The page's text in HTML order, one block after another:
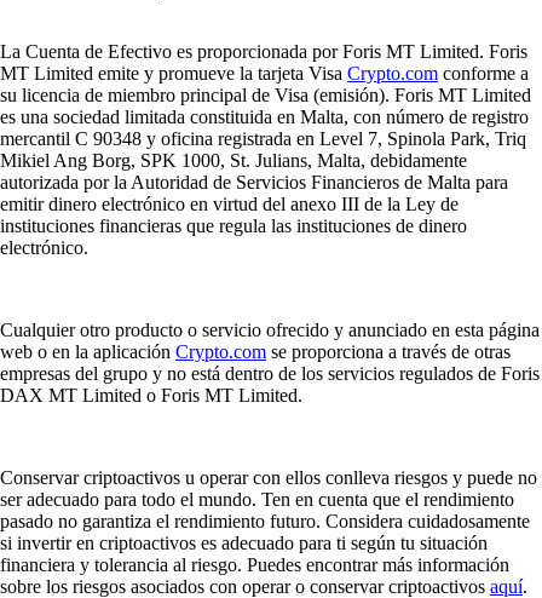
La Cuenta de Efectivo es proporcionada por Foris MT Limited. Foris
MT Limited emite y promueve la tarjeta Visa Crypto.com conforme a
su licencia de miembro principal de Visa (emisión). Foris MT Limited
es una sociedad limitada constituida en Malta, con número de registro
mercantil C 90348 y oficina registrada en Level 7, Spinola Park, Triq
Mikiel Ang Borg, SPK 1000, St. Julians, Malta, debidamente
autorizada por la Autoridad de Servicios Financieros de Malta para
emitir dinero electrónico en virtud del anexo III de la Ley de
instituciones financieras que regula las instituciones de dinero
electrónico.
Cualquier otro producto o servicio ofrecido y anunciado en esta página
web o en la aplicación Crypto.com se proporciona a través de otras
empresas del grupo y no está dentro de los servicios regulados de Foris
DAX MT Limited o Foris MT Limited.
Conservar criptoactivos u operar con ellos conlleva riesgos y puede no
ser adecuado para todo el mundo. Ten en cuenta que el rendimiento
pasado no garantiza el rendimiento futuro. Considera cuidadosamente
si invertir en criptoactivos es adecuado para ti según tu situación
financiera y tolerancia al riesgo. Puedes encontrar más información
sobre los riesgos asociados con operar o conservar criptoactivos aquí.